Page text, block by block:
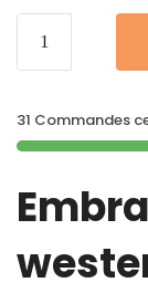
31 Commandes